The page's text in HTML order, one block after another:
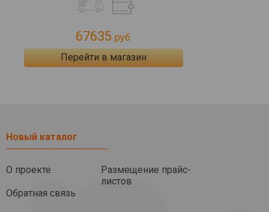
67635 руб.
Перейти в магазин
Новый каталог
О проекте
Обратная связь
Размещение прайс-
листов